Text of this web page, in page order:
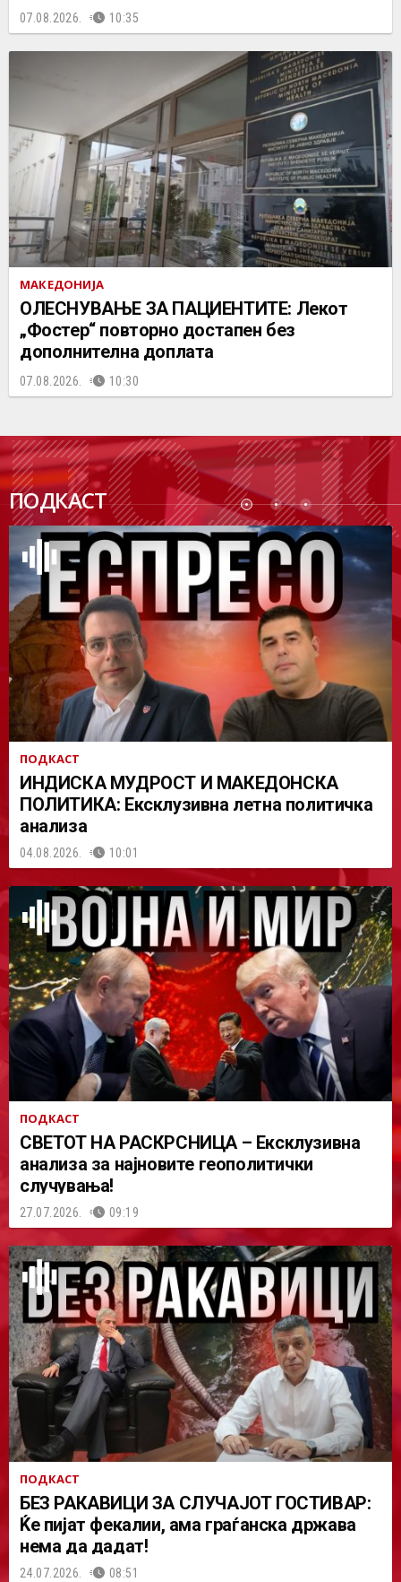
07.08.2026. 10:35
МАКЕДОНИЈА
ОЛЕСНУВАЊЕ ЗА ПАЦИЕНТИТЕ: Лекот
„Фостер“ повторно достапен без
дополнителна доплата
07.08.2026. 10:30
ПОДКАСТ
ПОДК
АСТ
ПОДКАСТ
ИНДИСКА МУДРОСТ И МАКЕДОНСКА
ПОЛИТИКА: Ексклузивна летна политичка
анализа
04.08.2026. 10:01
ПОДКАСТ
СВЕТОТ НА РАСКРСНИЦА – Ексклузивна
анализа за најновите геополитички
случувања!
27.07.2026. 09:19
ПОДКАСТ
БЕЗ РАКАВИЦИ ЗА СЛУЧАЈОТ ГОСТИВАР:
Ќе пијат фекалии, ама граѓанска држава
нема да дадат!
24.07.2026. 08:51